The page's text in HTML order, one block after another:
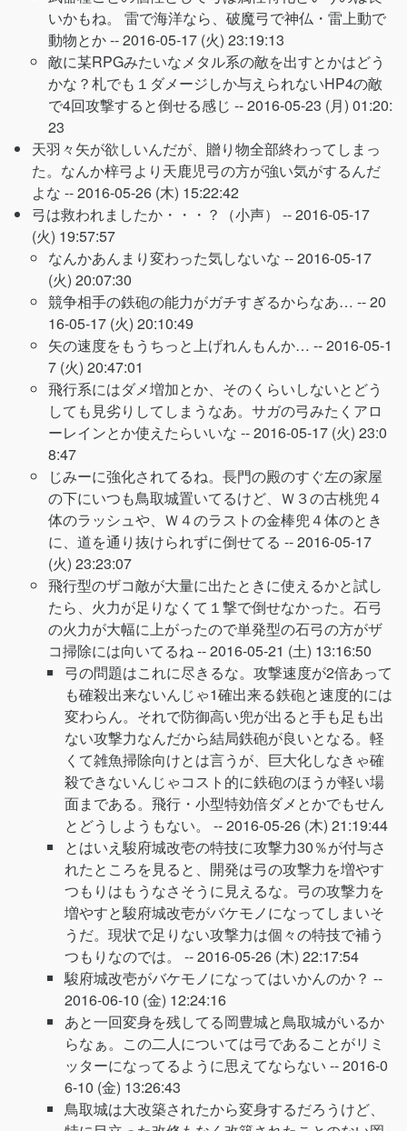
いかもね。 雷で海洋なら、破魔弓で神仏・雷上動で
動物とか --2016-05-17 (火) 23:19:13
敵に某RPGみたいなメタル系の敵を出すとかはどう
かな？札でも１ダメージしか与えられないHP4の敵
で4回攻撃すると倒せる感じ --2016-05-23 (月) 01:20:
23
天羽々矢が欲しいんだが、贈り物全部終わってしまっ
た。なんか梓弓より天鹿児弓の方が強い気がするんだ
よな --2016-05-26 (木) 15:22:42
弓は救われましたか・・・？（小声） --2016-05-17
(火) 19:57:57
なんかあんまり変わった気しないな --2016-05-17
(火) 20:07:30
競争相手の鉄砲の能力がガチすぎるからなあ… --20
16-05-17 (火) 20:10:49
矢の速度をもうちっと上げれんもんか… --2016-05-1
7 (火) 20:47:01
飛行系にはダメ増加とか、そのくらいしないとどう
しても見劣りしてしまうなあ。サガの弓みたくアロ
ーレインとか使えたらいいな --2016-05-17 (火) 23:0
8:47
じみーに強化されてるね。長門の殿のすぐ左の家屋
の下にいつも鳥取城置いてるけど、Ｗ３の古桃兜４
体のラッシュや、Ｗ４のラストの金棒兜４体のとき
に、道を通り抜けられずに倒せてる --2016-05-17
(火) 23:23:07
飛行型のザコ敵が大量に出たときに使えるかと試し
たら、火力が足りなくて１撃で倒せなかった。石弓
の火力が大幅に上がったので単発型の石弓の方がザ
コ掃除には向いてるね --2016-05-21 (土) 13:16:50
弓の問題はこれに尽きるな。攻撃速度が2倍あって
も確殺出来ないんじゃ1確出来る鉄砲と速度的には
変わらん。それで防御高い兜が出ると手も足も出
ない攻撃力なんだから結局鉄砲が良いとなる。軽
くて雑魚掃除向けとは言うが、巨大化しなきゃ確
殺できないんじゃコスト的に鉄砲のほうが軽い場
面まである。飛行・小型特効倍ダメとかでもせん
とどうしようもない。 --2016-05-26 (木) 21:19:44
とはいえ駿府城改壱の特技に攻撃力30％が付与さ
れたところを見ると、開発は弓の攻撃力を増やす
つもりはもうなさそうに見えるな。弓の攻撃力を
増やすと駿府城改壱がバケモノになってしまいそ
うだ。現状で足りない攻撃力は個々の特技で補う
つもりなのでは。 --2016-05-26 (木) 22:17:54
駿府城改壱がバケモノになってはいかんのか？ --
2016-06-10 (金) 12:24:16
あと一回変身を残してる岡豊城と鳥取城がいるか
らなぁ。この二人については弓であることがリミ
ッターになってるように思えてならない --2016-0
6-10 (金) 13:26:43
鳥取城は大改築されたから変身するだろうけど、